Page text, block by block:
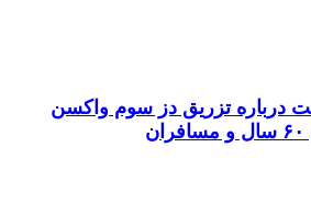
درباره تزریق دز سوم واکسن